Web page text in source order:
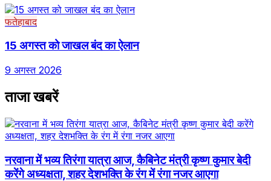
फतेहाबाद
15 अगस्त को जाखल बंद का ऐलान
9 अगस्त 2026
ताजा खबरें
नरवाना में भव्य तिरंगा यात्रा आज, कैबिनेट मंत्री कृष्ण कुमार बेदी
करेंगे अध्यक्षता, शहर देशभक्ति के रंग में रंगा नजर आएगा